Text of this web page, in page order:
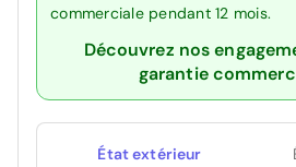
commerciale pendant 12 mois.
Découvrez nos
garantie
État extérieur